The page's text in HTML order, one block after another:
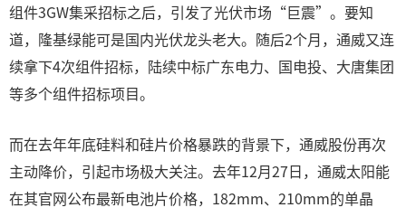
组件3GW集采招标之后，引发了光伏市场“巨震”。要知
道，隆基绿能可是国内光伏龙头老大。随后2个月，通威又连
续拿下4次组件招标，陆续中标广东电力、国电投、大唐集团
等多个组件招标项目。
而在去年年底硅料和硅片价格暴跌的背景下，通威股份再次
主动降价，引起市场极大关注。去年12月27日，通威太阳能
在其官网公布最新电池片价格，182mm、210mm的单晶